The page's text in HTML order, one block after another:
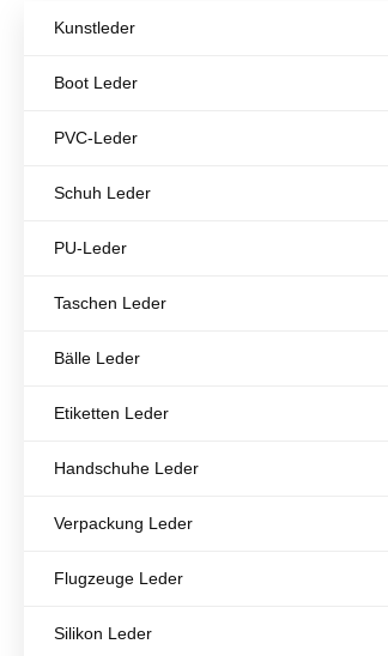
Kunstleder
Boot Leder
PVC-Leder
Schuh Leder
PU-Leder
Taschen Leder
Bälle Leder
Etiketten Leder
Handschuhe Leder
Verpackung Leder
Flugzeuge Leder
Silikon Leder